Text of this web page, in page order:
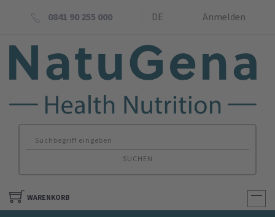
0841 90 255 000 DE Anmelden
SUCHEN
WARENKORB